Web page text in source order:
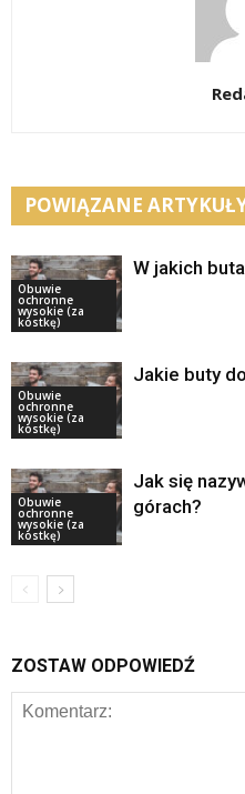
POWIĄZANE
Obuwie
ochronne
wysokie (za
kostkę)
W jakich
Obuwie
ochronne
wysokie (za
kostkę)
Jakie buty
Obuwie
ochronne
wysokie (za
kostkę)
Jak się
górach?
ZOSTAW ODPOWIEDŹ